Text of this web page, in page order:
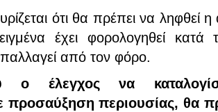
ότι θα πρέπει να ληφθεί
έχει φορολογηθεί
από τον φόρο.
ο έλεγχος να
προσαύξηση περιουσίας, θα